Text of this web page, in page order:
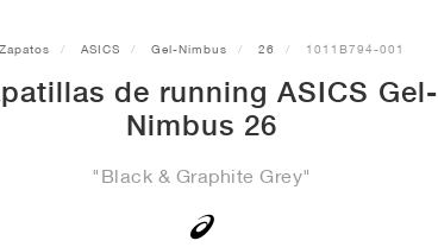
Zapatos ASICS Gel-Nimbus 26 1011B794-001
de running ASICS Gel-
Nimbus 26
"Black & Graphite Grey"